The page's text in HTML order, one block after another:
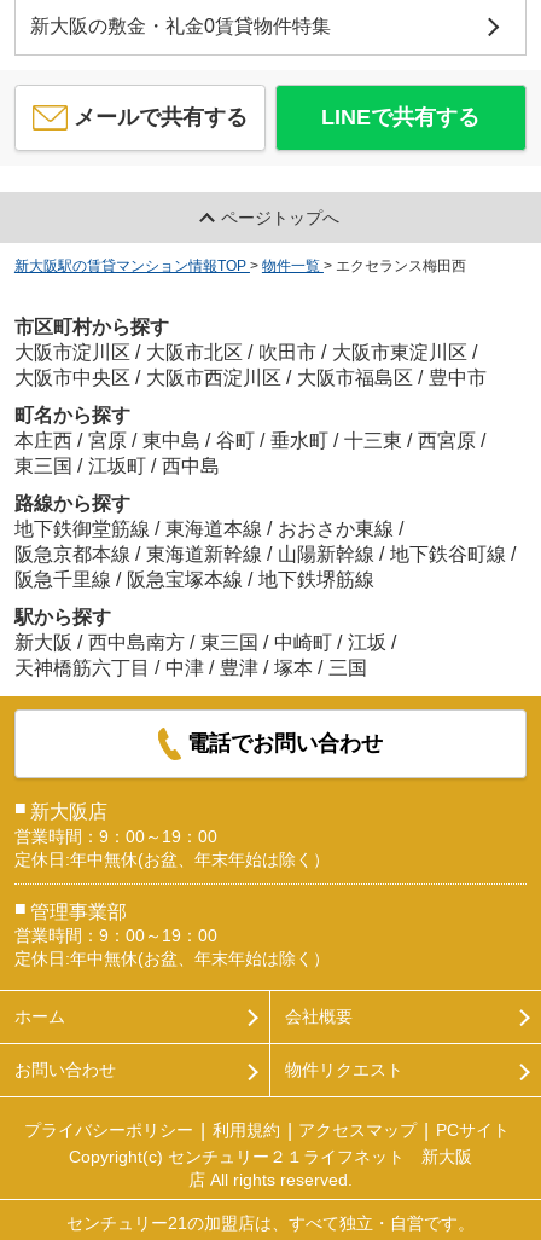
新大阪の敷金・礼金0賃貸物件特集
メールで共有する LINEで共有する
ページトップへ
新大阪駅の賃貸マンション情報TOP > 物件一覧 > エクセランス梅田西
市区町村から探す
大阪市淀川区 / 大阪市北区 / 吹田市 / 大阪市東淀川区 /
大阪市中央区 / 大阪市西淀川区 / 大阪市福島区 / 豊中市
町名から探す
本庄西 / 宮原 / 東中島 / 谷町 / 垂水町 / 十三東 / 西宮原 /
東三国 / 江坂町 / 西中島
路線から探す
地下鉄御堂筋線 / 東海道本線 / おおさか東線 /
阪急京都本線 / 東海道新幹線 / 山陽新幹線 / 地下鉄谷町線 /
阪急千里線 / 阪急宝塚本線 / 地下鉄堺筋線
駅から探す
新大阪 / 西中島南方 / 東三国 / 中崎町 / 江坂 /
天神橋筋六丁目 / 中津 / 豊津 / 塚本 / 三国
電話でお問い合わせ
■ 新大阪店
営業時間：9：00～19：00
定休日:年中無休(お盆、年末年始は除く）
■ 管理事業部
営業時間：9：00～19：00
定休日:年中無休(お盆、年末年始は除く）
ホーム 会社概要
お問い合わせ 物件リクエスト
プライバシーポリシー 利用規約 アクセスマップ
PCサイト
Copyright(c) センチュリー２１ライフネット 新大阪
店 All rights reserved.
センチュリー21の加盟店は、すべて独立・自営です。